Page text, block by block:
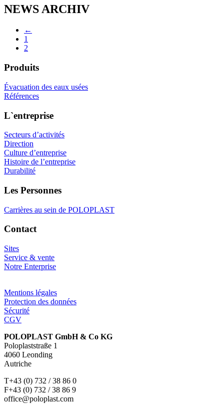
NEWS ARCHIV
←
1
2
Produits
Évacuation des eaux usées
Références
L`entreprise
Secteurs d’activités
Direction
Culture d’entreprise
Histoire de l’entreprise
Durabilité
Les Personnes
Carrières au sein de POLOPLAST
Contact
Sites
Service & vente
Notre Enterprise
Mentions légales
Protection des données
Sécurité
CGV
POLOPLAST GmbH & Co KG
Poloplaststraße 1
4060 Leonding
Autriche
T+43 (0) 732 / 38 86 0
F+43 (0) 732 / 38 86 9
office@poloplast.com